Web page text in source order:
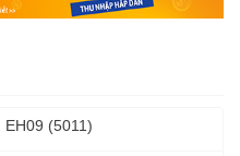
EH09 (5011)